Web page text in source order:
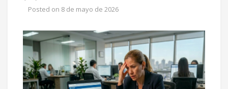
Posted on 8 de mayo de 2026